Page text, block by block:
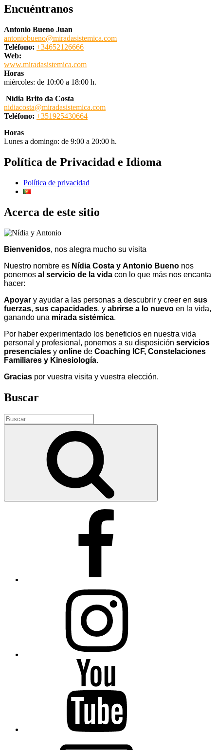
Encuéntranos
Antonio Bueno Juan
antoniobueno@miradasistemica.com
Teléfono: +34652126666
Web:
www.miradasistemica.com
Horas
miércoles: de 10:00 a 18:00 h.
Nídia Brito da Costa
nidiacosta@miradasistemica.com
Teléfono: +351925430664
Horas
Lunes a domingo: de 9:00 a 20:00 h.
Política de Privacidad e Idioma
Política de privacidad
Acerca de este sitio
Bienvenidos, nos alegra mucho su visita
Nuestro nombre es Nídia Costa y Antonio Bueno nos
ponemos al servicio de la vida con lo que más nos encanta
hacer:
Apoyar y ayudar a las personas a descubrir y creer en sus
fuerzas, sus capacidades, y abrirse a lo nuevo en la vida,
ganando una mirada sistémica.
Por haber experimentado los beneficios en nuestra vida
personal y profesional, ponemos a su disposición servicios
presenciales y online de Coaching ICF, Constelaciones
Familiares y Kinesiología.
Gracias por vuestra visita y vuestra elección.
Buscar
Buscar
por: